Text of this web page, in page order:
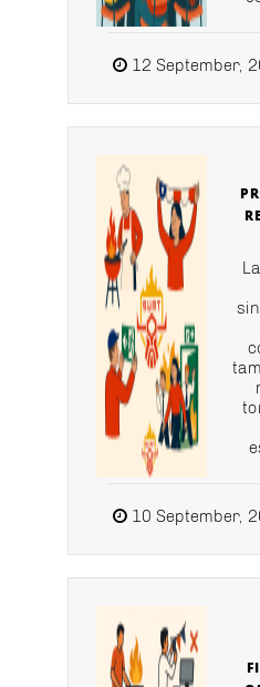
12 September,
10 September,